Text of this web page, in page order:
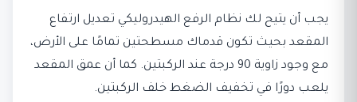
يجب أن يتيح لك نظام الرفع الهيدروليكي تعديل ارتفاع
المقعد بحيث تكون قدماك مسطحتين تمامًا على الأرض،
مع وجود زاوية 90 درجة عند الركبتين. كما أن عمق المقعد
يلعب دورًا في تخفيف الضغط خلف الركبتين.